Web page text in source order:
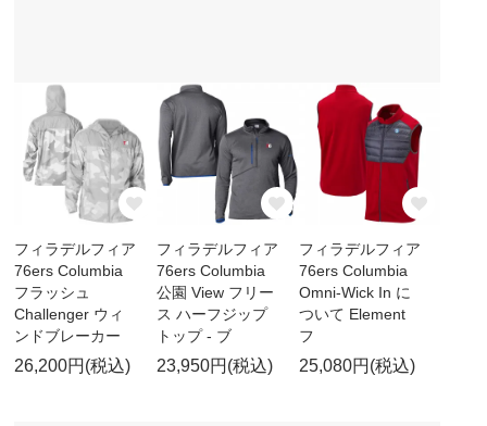
フィラデルフィア
76ers Columbia
フラッシュ
Challenger ウィ
ンドブレーカー
26,200円(税込)
フィラデルフィア
76ers Columbia
公園 View フリー
ス ハーフジップ
トップ - ブ
23,950円(税込)
フィラデルフィア
76ers Columbia
Omni-Wick In に
ついて Element
フ
25,080円(税込)